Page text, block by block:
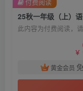
25秋一年级（上）
此内容为付费阅读，
￥
黄金会员